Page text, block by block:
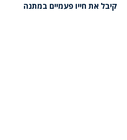
קיבל את חייו פעמיים במתנה